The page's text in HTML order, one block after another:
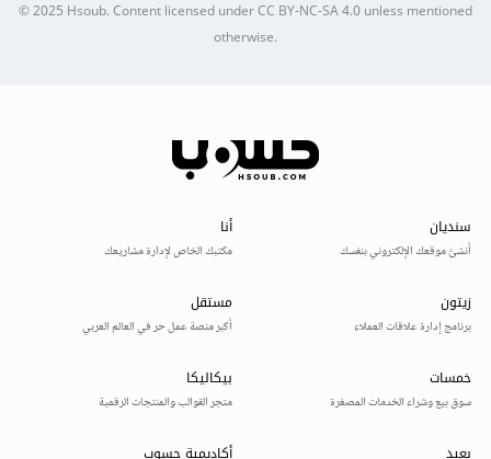
© 2025Hsoub.Content licensed underCC BY-NC-SA 4.0unless mentioned
otherwise.